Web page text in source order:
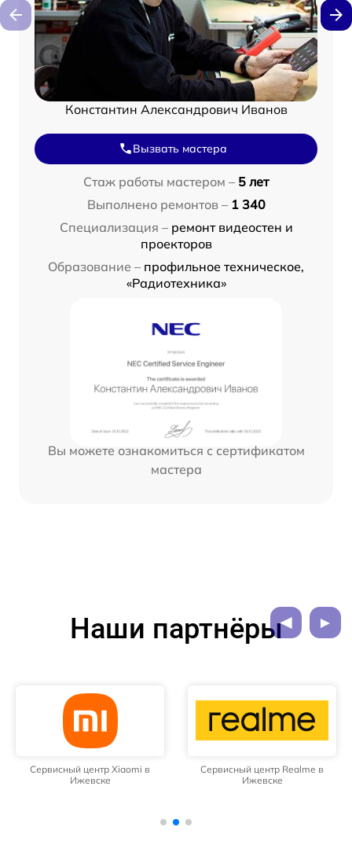
Константин Александрович Иванов
Вызвать мастера
Стаж работы мастером – 5 лет
Выполнено ремонтов – 1 340
Специализация – ремонт видеостен и
проекторов
Образование – профильное техническое,
«Радиотехника»
Вы можете ознакомиться с сертификатом
мастера
Наши партнёры
Сервисный центр Xiaomi в
Ижевске
Сервисный центр Realme в
Ижевске